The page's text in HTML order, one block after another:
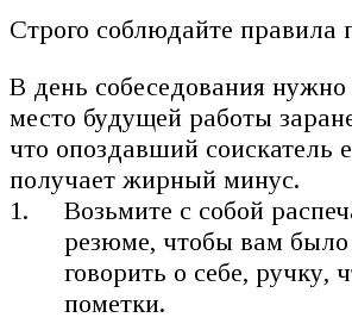
Строго соблюдайте правила
В день собеседования
место будущей работы
что опоздавший соискатель
получает жирный минус.
Возьмите с собой
резюме, чтобы вам
говорить о себе, ручку,
пометки.